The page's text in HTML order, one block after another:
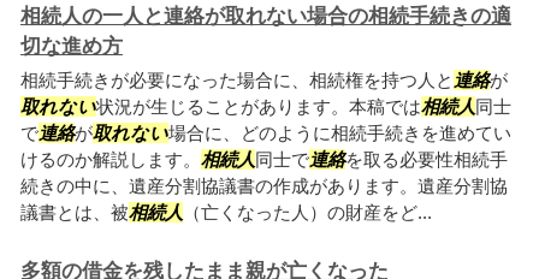
相続人の一人と連絡が取れない場合の相続手続きの適
切な進め方
相続手続きが必要になった場合に、相続権を持つ人と 連絡が
取れない状況が生じることがあります。本稿では相続人同士
で連絡が取れない場合に、どのように相続手続きを進めてい
けるのか解説します。 相続人同士で連絡を取る必要性相続手
続きの中に、遺産分割協議書の作成があります。遺産分割協
議書とは、被相続人 （亡くなった人）の財産をど...
多額の借金を残したまま親が亡くなった